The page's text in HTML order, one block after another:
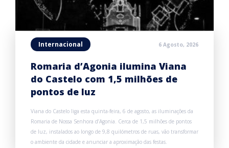
Internacional 6 Agosto, 2026
Romaria d’Agonia ilumina Viana
do Castelo com 1,5 milhões de
pontos de luz
Viana do Castelo liga esta quinta-feira, 6 de agosto, as iluminações da
Romaria de Nossa Senhora d’Agonia. Cerca de 1,5 milhões de pontos
de luz, instalados ao longo de 9,8 quilómetros de ruas, vão transformar
o ambiente da cidade e anunciar a aproximação das festas.